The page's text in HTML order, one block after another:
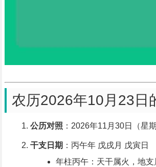
农历2026年10月23日
公历对照 ：2026年11月30日（星期
干支日期 ：丙午年 戊戌月 戊寅日
年柱丙午：天干属火，地支